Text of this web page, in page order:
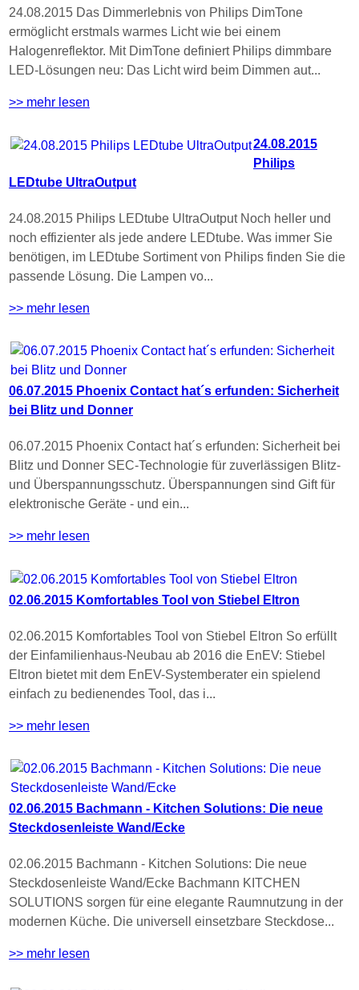
24.08.2015 Das Dimmerlebnis von Philips DimTone
ermöglicht erstmals warmes Licht wie bei einem
Halogenreflektor. Mit DimTone definiert Philips dimmbare
LED-Lösungen neu: Das Licht wird beim Dimmen aut...
>> mehr lesen
24.08.2015
Philips
LEDtube UltraOutput
24.08.2015 Philips LEDtube UltraOutput Noch heller und
noch effizienter als jede andere LEDtube. Was immer Sie
benötigen, im LEDtube Sortiment von Philips finden Sie die
passende Lösung. Die Lampen vo...
>> mehr lesen
06.07.2015 Phoenix Contact hat´s erfunden: Sicherheit
bei Blitz und Donner
06.07.2015 Phoenix Contact hat´s erfunden: Sicherheit bei
Blitz und Donner SEC-Technologie für zuverlässigen Blitz-
und Überspannungsschutz. Überspannungen sind Gift für
elektronische Geräte - und ein...
>> mehr lesen
02.06.2015 Komfortables Tool von Stiebel Eltron
02.06.2015 Komfortables Tool von Stiebel Eltron So erfüllt
der Einfamilienhaus-Neubau ab 2016 die EnEV: Stiebel
Eltron bietet mit dem EnEV-Systemberater ein spielend
einfach zu bedienendes Tool, das i...
>> mehr lesen
02.06.2015 Bachmann - Kitchen Solutions: Die neue
Steckdosenleiste Wand/Ecke
02.06.2015 Bachmann - Kitchen Solutions: Die neue
Steckdosenleiste Wand/Ecke Bachmann KITCHEN
SOLUTIONS sorgen für eine elegante Raumnutzung in der
modernen Küche. Die universell einsetzbare Steckdose...
>> mehr lesen